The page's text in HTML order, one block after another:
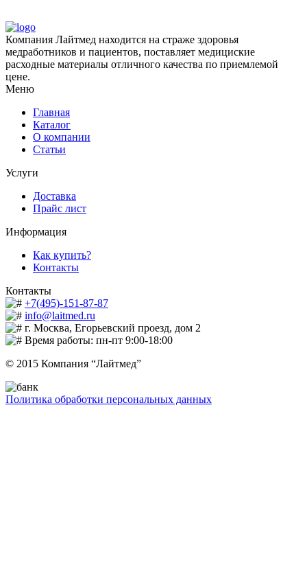
Компания Лайтмед находится на страже здоровья
медработников и пациентов, поставляет медициские
расходные материалы отличного качества по приемлемой
цене.
Меню
Главная
Каталог
О компании
Статьи
Услуги
Доставка
Прайс лист
Информация
Как купить?
Контакты
Контакты
+7(495)-151-87-87
info@laitmed.ru
г. Москва, Егорьевский проезд, дом 2
Время работы: пн-пт 9:00-18:00
© 2015 Компания “Лайтмед”
Политика обработки персональных данных